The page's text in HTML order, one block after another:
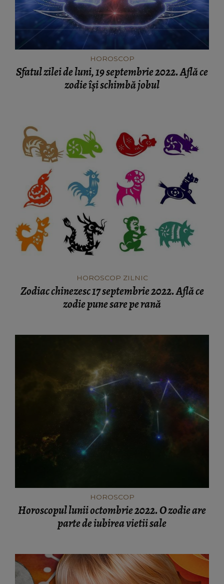
HOROSCOP
Sfatul zilei de luni, 19 septembrie 2022. Află ce
zodie își schimbă jobul
HOROSCOP ZILNIC
Zodiac chinezesc 17 septembrie 2022. Află ce
zodie pune sare pe rană
HOROSCOP
Horoscopul lunii octombrie 2022. O zodie are
parte de iubirea vietii sale